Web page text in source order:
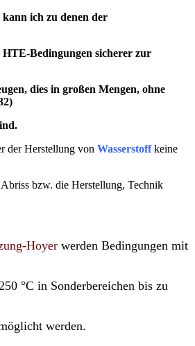
ich zu denen der
Bedingungen sicherer zur
dies in großen Mengen, ohne
der Herstellung von Wasserstoffkeine
bzw. die Herstellung, Technik
Hoyer werden Bedingungen mit
°C in Sonderbereichen bis zu
werden.